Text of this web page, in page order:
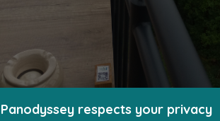
Panodyssey respects your privacy